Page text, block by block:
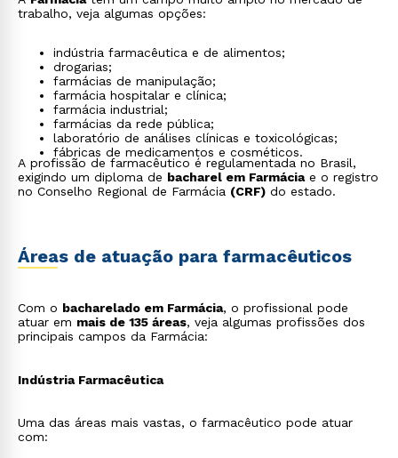
trabalho, veja algumas opções:
indústria farmacêutica e de alimentos;
drogarias;
farmácias de manipulação;
farmácia hospitalar e clínica;
farmácia industrial;
farmácias da rede pública;
laboratório de análises clínicas e toxicológicas;
fábricas de medicamentos e cosméticos.
A profissão de farmacêutico é regulamentada no Brasil,
exigindo um diploma de bacharel em Farmáciae o registro
no Conselho Regional de Farmácia (CRF) do estado.
Áreas de atuação para farmacêuticos
Com o bacharelado em Farmácia, o profissional pode
atuar em mais de 135 áreas, veja algumas profissões dos
principais campos da Farmácia:
Indústria Farmacêutica
Uma das áreas mais vastas, o farmacêutico pode atuar
com: